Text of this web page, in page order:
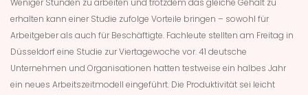
Weniger Stunden zu arbeiten und trotzdem das gleiche Gehalt zu
erhalten kann einer Studie zufolge Vorteile bringen – sowohl für
Arbeitgeber als auch für Beschäftigte. Fachleute stellten am Freitag in
Düsseldorf eine Studie zur Viertagewoche vor. 41 deutsche
Unternehmen und Organisationen hatten testweise ein halbes Jahr
ein neues Arbeitszeitmodell eingeführt. Die Produktivität sei leicht